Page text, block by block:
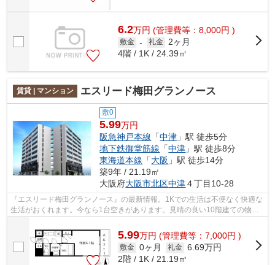
6.2万円 (管理費等：8,000円 )
敷金 - 礼金 2ヶ月
4階 / 1K / 24.39㎡
賃貸 | マンション エスリード梅田グランノース
敷0
5.99万円
阪急神戸本線 「中津 」駅 徒歩5分
地下鉄御堂筋線 「中津 」駅 徒歩8分
東海道本線 「大阪 」駅 徒歩14分
築9年 / 21.19㎡
大阪府大阪市北区中津４丁目10-28
『エスリード梅田グランノース』の最新情報。1Kでの生活は不便なく快適な
生活がおくれます。今なら1台空きがあります。見晴の良い10階建ての物
5.99万円 (管理費等：7,000円 )
敷金 0ヶ月 礼金 6.69万円
2階 / 1K / 21.19㎡